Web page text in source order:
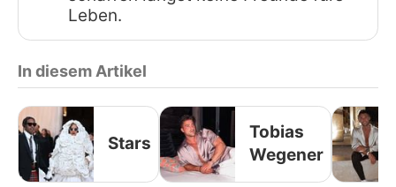
Leben.
In diesem Artikel
Stars
Tobias
Wegener